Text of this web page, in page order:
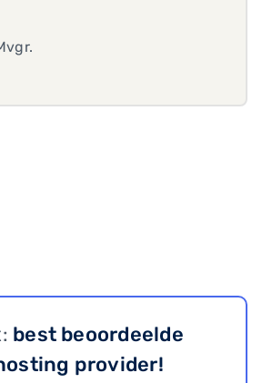
best beoordeelde
provider!